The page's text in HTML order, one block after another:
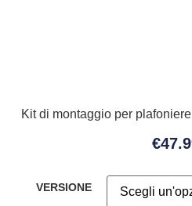
Kit di montaggio per
€
VERSIONE